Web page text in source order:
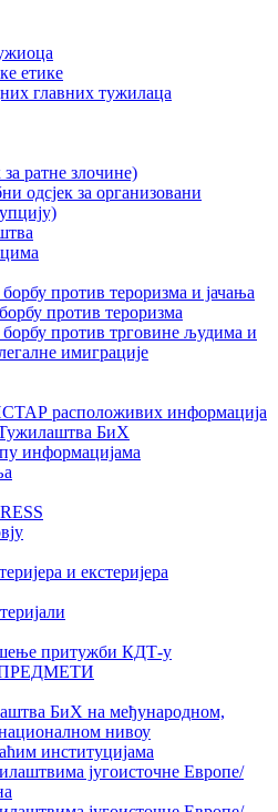
етике
главних тужилаца
ратне злочине)
одсјек за организовани
против тероризма и јачања
против тероризма
борбу против трговине људима и
имиграције
расположивих информација
БиХ
информацијама
и екстеријера
притужби КДТ-у
ПРЕДМЕТИ
БиХ на међународном,
нивоу
институцијама
југоисточне Европе/